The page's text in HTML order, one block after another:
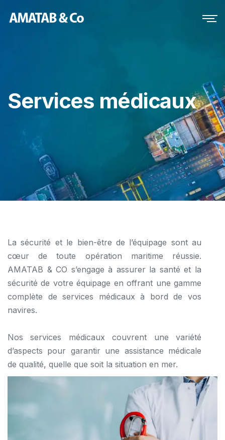
Services médicaux
La sécurité et le bien-être de l’équipage sont au
cœur de toute opération maritime réussie.
AMATAB & CO s’engage à assurer la santé et la
sécurité de votre équipage en offrant une gamme
complète de services médicaux à bord de vos
navires.
Nos services médicaux couvrent une variété
d’aspects pour garantir une assistance médicale
de qualité, quelle que soit la situation en mer.